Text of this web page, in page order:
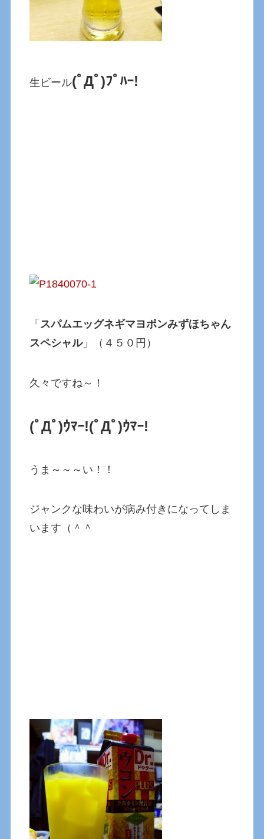
生ビール(ﾟДﾟ)ﾌﾟﾊｰ!
「 スパムエッグネギマヨポンみずほちゃん
スペシャル」（４５０円）
久々ですね～！
(ﾟДﾟ)ｳﾏｰ!(ﾟДﾟ)ｳﾏｰ!
うま～～～い！！
ジャンクな味わいが病み付きになってしま
います（＾＾